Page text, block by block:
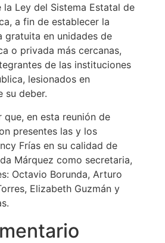
Ley del Sistema Estatal de
a fin de establecer la
gratuita en unidades de
o privada más cercanas,
de las instituciones
lesionados en
su deber.
que, en esta reunión de
presentes las y los
Frías en su calidad de
Márquez como secretaria,
Octavio Borunda, Arturo
Elizabeth Guzmán y